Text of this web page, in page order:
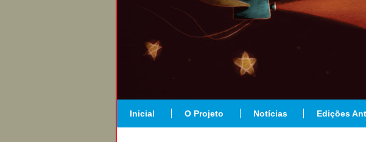
Inicial O Projeto Notícias Edições